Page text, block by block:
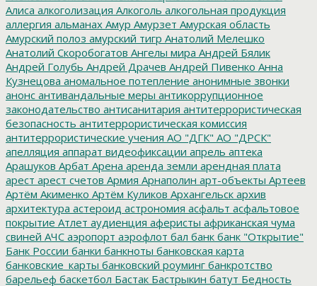
Алиса алкоголизация Алкоголь алкогольная продукция
аллергия альманах Амур Амурзет Амурская область
Амурский полоз амурский тигр Анатолий Мелешко
Анатолий Скоробогатов Ангелы мира Андрей Бялик
Андрей Голубь Андрей Драчев Андрей Пивенко Анна
Кузнецова аномальное потепление анонимные звонки
анонс антивандальные меры антикоррупционное
законодательство антисанитария антитеррористическая
безопасность антитеррористическая комиссия
антитеррористические учения АО "ДГК" АО "ДРСК"
апелляция аппарат видеофиксации апрель аптека
Арашуков Арбат Арена аренда земли арендная плата
арест арест счетов Армия Арнаполин арт-объекты Артеев
Артём Акименко Артём Куликов Архангельск архив
архитектура астероид астрономия асфальт асфальтовое
покрытие Атлет аудиенция аферисты африканская чума
свиней АЧС аэропорт аэрофлот бал банк банк "Открытие"
Банк России банки банкноты банковская карта
банковские_карты банковский роуминг банкротство
барельеф баскетбол Бастак Бастрыкин батут Бедность